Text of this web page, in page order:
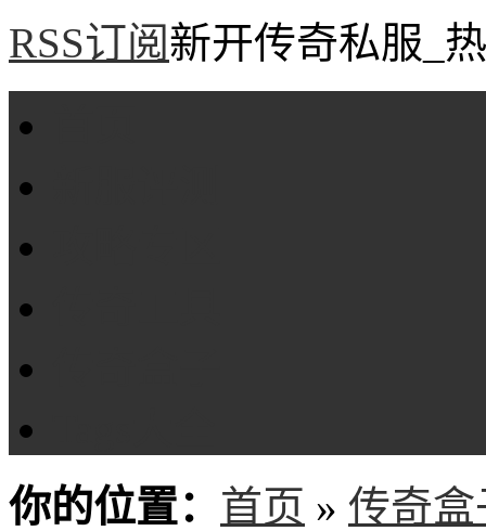
RSS订阅新开传奇私服_
你的位置： 首页 » 传奇盒